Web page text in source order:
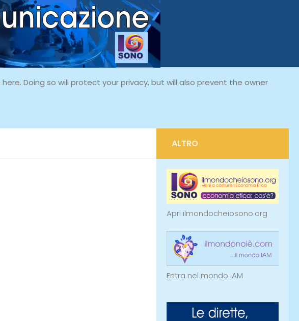
Doing so will protect your privacy, but will also prevent the owner
ALTRO
Apri ilmondocheiosono.org
Entra nel mondo IAM